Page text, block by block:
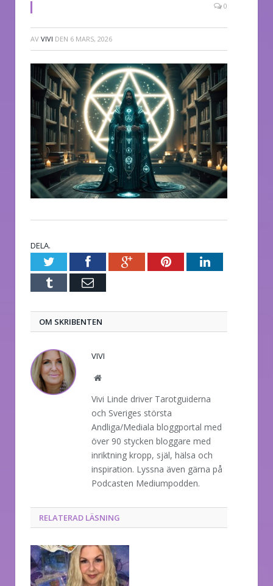
0
AV VIVI DEN 6 MARS, 2026
DELA.
TwitterFacebookGoogle+PinterestLinkedIn
Tumblr E-
OM SKRIBENTEN
VIVI
Website
Vivi Linde driver Tarotguiderna
och Sveriges största
Andliga/Mediala bloggportal med
över 90 stycken bloggare med
inriktning kropp, själ, hälsa och
inspiration. Lyssna även gärna på
Podcasten Mediumpodden.
RELATERAD LÄSNING